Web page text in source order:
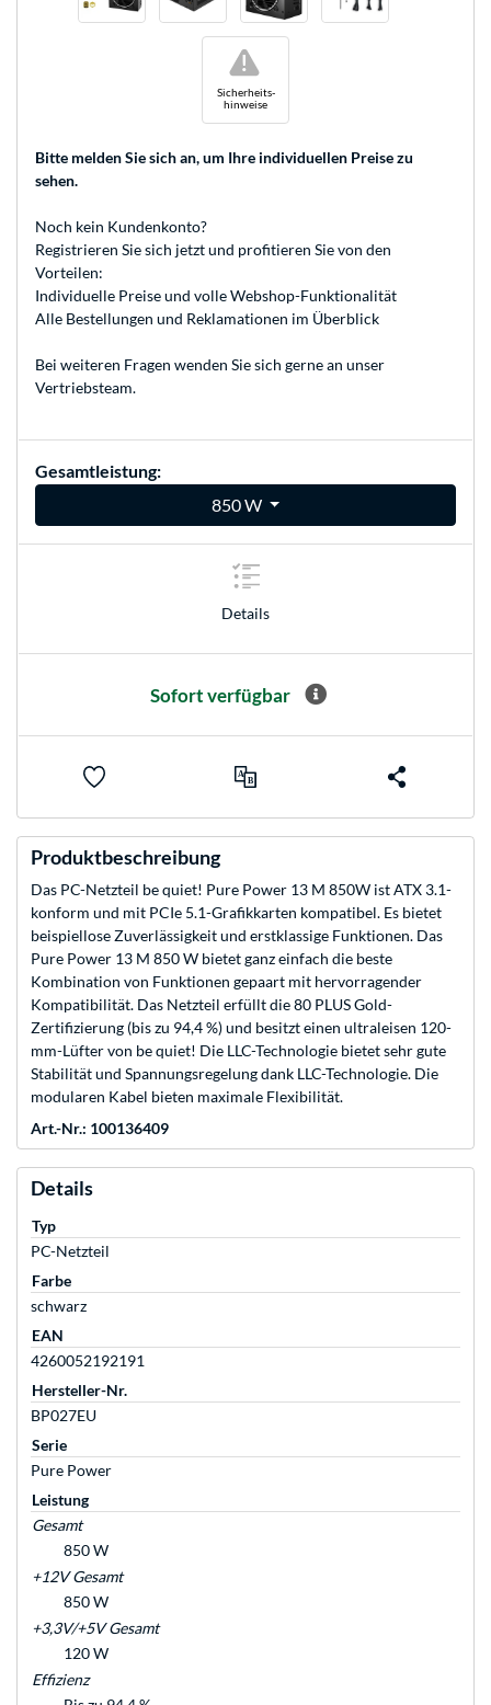
Sicherheits-
hinweise
!
Bitte melden Sie sich an, um Ihre individuellen Preise zu
sehen.
Noch kein Kundenkonto?
Registrieren Sie sich jetzt und profitieren Sie von den
Vorteilen:
Individuelle Preise und volle Webshop-Funktionalität
Alle Bestellungen und Reklamationen im Überblick
Bei weiteren Fragen wenden Sie sich gerne an unser
Vertriebsteam.
Gesamtleistung:
850 W
Details
Sofort verfügbar
Produktbeschreibung
Das PC-Netzteil be quiet! Pure Power 13 M 850W ist ATX 3.1-
konform und mit PCIe 5.1-Grafikkarten kompatibel. Es bietet
beispiellose Zuverlässigkeit und erstklassige Funktionen. Das
Pure Power 13 M 850 W bietet ganz einfach die beste
Kombination von Funktionen gepaart mit hervorragender
Kompatibilität. Das Netzteil erfüllt die 80 PLUS Gold-
Zertifizierung (bis zu 94,4 %) und besitzt einen ultraleisen 120-
mm-Lüfter von be quiet! Die LLC-Technologie bietet sehr gute
Stabilität und Spannungsregelung dank LLC-Technologie. Die
modularen Kabel bieten maximale Flexibilität.
Art.-Nr.: 100136409
Details
Typ
PC-Netzteil
Farbe
schwarz
EAN
4260052192191
Hersteller-Nr.
BP027EU
Serie
Pure Power
Leistung
Gesamt
850 W
+12V Gesamt
850 W
+3,3V/+5V Gesamt
120 W
Effizienz